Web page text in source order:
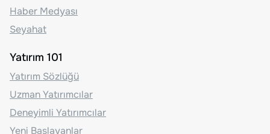
Haber Medyası
Seyahat
Yatırım 101
Yatırım Sözlüğü
Uzman Yatırımcılar
Deneyimli Yatırımcılar
Yeni Başlayanlar